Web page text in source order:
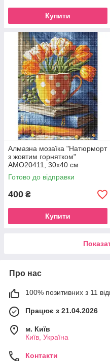
Купити
Алмазна мозаїка "Натюрморт
з жовтим горнятком"
AMO20411, 30х40 см
Готово до відправки
400 ₴
Купити
Про нас
100% позитивних з 11
Працює з 21.04.2026
м. Київ
Київ, Україна
Контакти